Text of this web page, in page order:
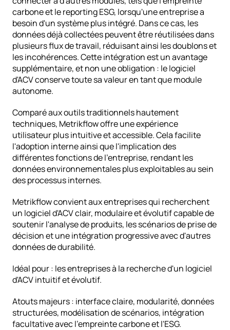
carbone et le reporting ESG, lorsqu'une entreprise a
besoin d'un système plus intégré. Dans ce cas, les
données déjà collectées peuvent être réutilisées dans
plusieurs flux de travail, réduisant ainsi les doublons et
les incohérences. Cette intégration est un avantage
supplémentaire, et non une obligation : le logiciel
d'ACV conserve toute sa valeur en tant que module
autonome.
Comparé aux outils traditionnels hautement
techniques, Metrikflow offre une expérience
utilisateur plus intuitive et accessible. Cela facilite
l'adoption interne ainsi que l'implication des
différentes fonctions de l'entreprise, rendant les
données environnementales plus exploitables au sein
des processus internes.
Metrikflow convient aux entreprises qui recherchent
un logiciel d'ACV clair, modulaire et évolutif capable de
soutenir l'analyse de produits, les scénarios de prise de
décision et une intégration progressive avec d'autres
données de durabilité.
Idéal pour : les entreprises à la recherche d'un logiciel
d'ACV intuitif et évolutif.
Atouts majeurs : interface claire, modularité, données
structurées, modélisation de scénarios, intégration
facultative avec l'empreinte carbone et l'ESG.